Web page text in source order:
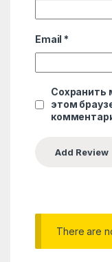
Email *
Сохранить
этом
There are